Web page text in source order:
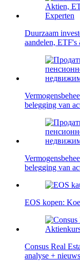
Duurzaam
aandelen,
belegging van
belegging van
EOS kopen:
Consus Real
analyse + nieuws